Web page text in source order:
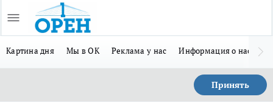
Картина дня Мы в ОК Реклама у нас Информация о нас
Принять